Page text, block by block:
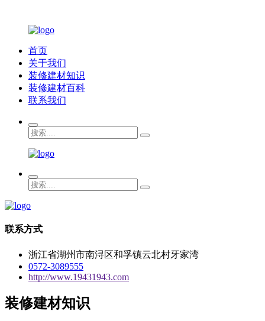
首页
关于我们
装修建材知识
装修建材百科
联系我们
联系方式
浙江省湖州市南浔区和孚镇云北村牙家湾
0572-3089555
http://www.19431943.com
装修建材知识